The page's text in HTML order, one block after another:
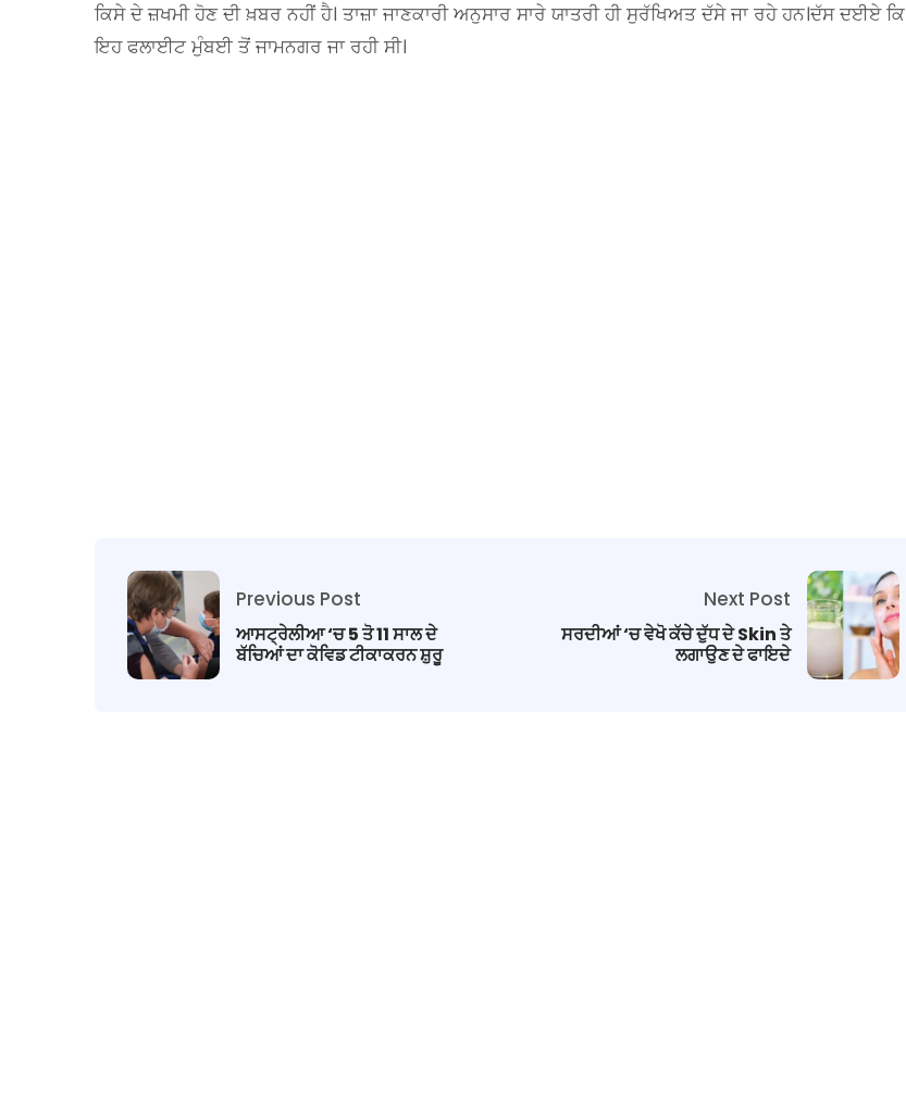
ਕਿਸੇ ਦੇ ਜ਼ਖਮੀ ਹੋਣ ਦੀ ਖ਼ਬਰ ਨਹੀਂ ਹੈ। ਤਾਜ਼ਾ ਜਾਣਕਾਰੀ ਅਨੁਸਾਰ ਸਾਰੇ ਯਾਤਰੀ ਹੀ ਸੁਰੱਖਿਅਤ ਦੱਸੇ ਜਾ ਰਹੇ ਹਨ।ਦੱਸ ਦਈਏ ਕਿ
ਇਹ ਫਲਾਈਟ ਮੁੰਬਈ ਤੋਂ ਜਾਮਨਗਰ ਜਾ ਰਹੀ ਸੀ।
Previous Post
ਆਸਟ੍ਰੇਲੀਆ ‘ਚ 5 ਤੋ 11 ਸਾਲ ਦੇ
ਬੱਚਿਆਂ ਦਾ ਕੋਵਿਡ ਟੀਕਾਕਰਨ ਸ਼ੁਰੂ
Next Post
ਸਰਦੀਆਂ ‘ਚ ਵੇਖੋ ਕੱਚੇ ਦੁੱਧ ਦੇ Skin ਤੇ
ਲਗਾਉਣ ਦੇ ਫਾਇਦੇ